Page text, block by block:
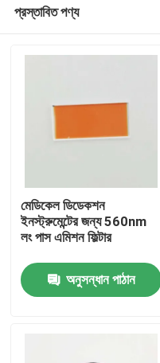
প্রস্তাবিত পণ্য
মেডিকেল ডিডেকশন
ইনস্ট্রুমেন্টের জন্য 560nm
লং পাস এমিশন ফিল্টার
অনুসন্ধান পাঠান